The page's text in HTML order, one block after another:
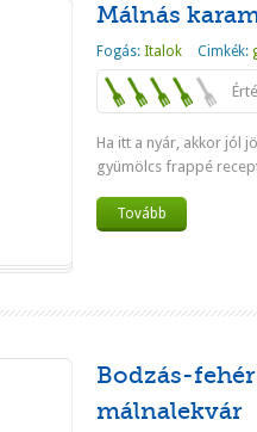
Málnás
Fogás: Italok Cimkék:
Ha itt a nyár, akkor jól
gyümölcs frappé
Tovább
Bodzás-
málnalekvár